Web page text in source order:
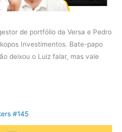
de portfólio da Versa e Pedro
Investimentos. Bate-papo
deixou o Luiz falar, mas vale
#145